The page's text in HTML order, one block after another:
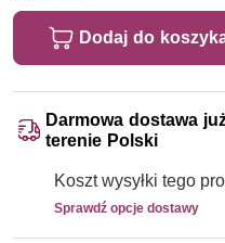
Dodaj do
Darmowa dostawa
terenie Polski
Koszt wysyłki tego
Sprawdź opcje dostawy